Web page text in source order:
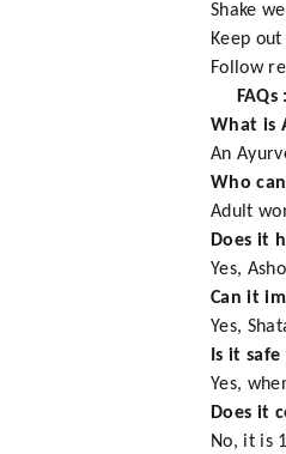
Shake
Keep
Follow
FAQs :
What is
An
Who
Adult
Does it
Yes,
Can it
Yes,
Is it
Yes,
Does it
No, it is